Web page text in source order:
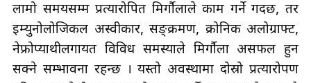
लामो समयसम्म प्रत्यारोपित मिर्गौलाले काम गर्ने गर्दछ, तर
इम्युनोलोजिकल अस्वीकार, सङ्क्रमण, क्रोनिक अलोग्राफ्ट,
नेफ्रोप्याथीलगायत विविध समस्याले मिर्गौला असफल हुन
सक्ने सम्भावना रहन्छ । यस्तो अवस्थामा दोस्रो प्रत्यारोपण